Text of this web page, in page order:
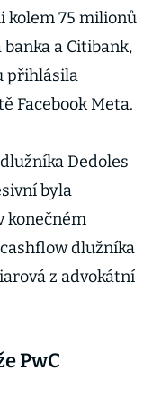
kolem 75 milionů
a Citibank,
přihlásila
Facebook Meta.
Dedoles
byla
konečném
dlužníka
z advokátní
PwC